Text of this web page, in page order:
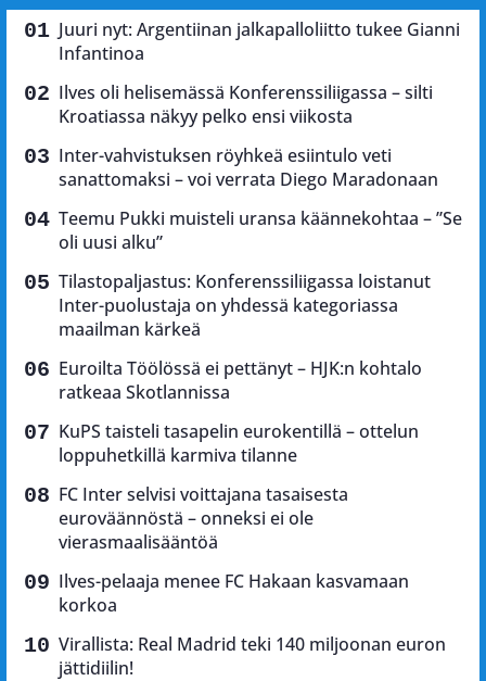
Juuri nyt: Argentiinan jalkapalloliitto tukee Gianni
Infantinoa
Ilves oli helisemässä Konferenssiliigassa – silti
Kroatiassa näkyy pelko ensi viikosta
Inter-vahvistuksen röyhkeä esiintulo veti
sanattomaksi – voi verrata Diego Maradonaan
Teemu Pukki muisteli uransa käännekohtaa – ”Se
oli uusi alku”
Tilastopaljastus: Konferenssiliigassa loistanut
Inter-puolustaja on yhdessä kategoriassa
maailman kärkeä
Euroilta Töölössä ei pettänyt – HJK:n kohtalo
ratkeaa Skotlannissa
KuPS taisteli tasapelin eurokentillä – ottelun
loppuhetkillä karmiva tilanne
FC Inter selvisi voittajana tasaisesta
euroväännöstä – onneksi ei ole
vierasmaalisääntöä
Ilves-pelaaja menee FC Hakaan kasvamaan
korkoa
Virallista: Real Madrid teki 140 miljoonan euron
jättidiilin!